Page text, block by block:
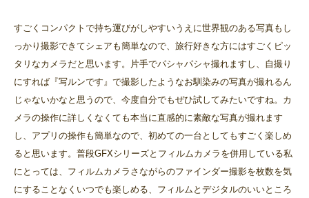
すごくコンパクトで持ち運びがしやすいうえに世界観のある写真もし
っかり撮影できてシェアも簡単なので、旅行好きな方にはすごくピッ
タリなカメラだと思います。片手でパシャパシャ撮れますし、自撮り
にすれば『写ルンです』で撮影したようなお馴染みの写真が撮れるん
じゃないかなと思うので、今度自分でもぜひ試してみたいですね。カ
メラの操作に詳しくなくても本当に直感的に素敵な写真が撮れます
し、アプリの操作も簡単なので、初めての一台としてもすごく楽しめ
ると思います。普段GFXシリーズとフィルムカメラを併用している私
にとっては、フィルムカメラさながらのファインダー撮影を枚数を気
にすることなくいつでも楽しめる、フィルムとデジタルのいいところ